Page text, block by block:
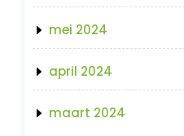
mei 2024
april 2024
maart 2024